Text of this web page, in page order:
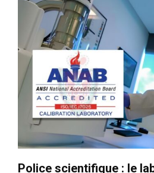
Police scientifique : le